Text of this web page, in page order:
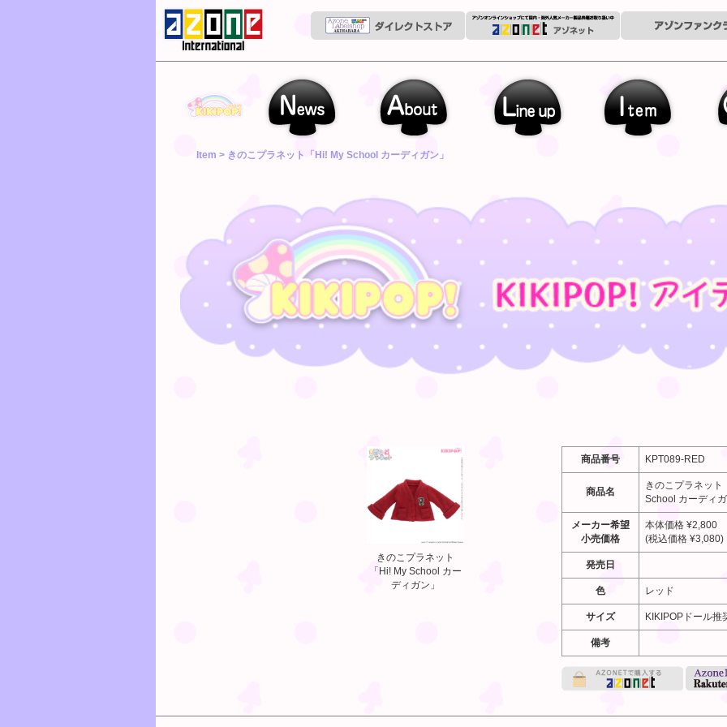
Item > きのこプラネット「Hi! My School カーディガン」
きのこプラネット
「Hi! My School カー
ディガン」
商品番号 KPT089-RED
商品名
きのこプラネット
School カーディ
メーカー希望
小売価格
本体価格 ¥2,800
(税込価格 ¥3,080)
発売日
色 レッド
サイズ KIKIPOPドール推
備考